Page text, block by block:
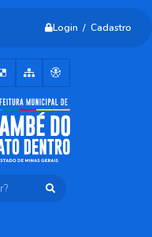
Login / Cadastro